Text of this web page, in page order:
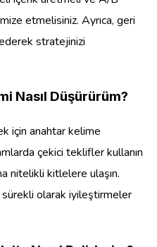
etmelisiniz. Ayrıca, geri
stratejinizi
Nasıl Düşürürüm?
için anahtar kelime
çekici teklifler kullanın
nitelikli kitlelere ulaşın.
sürekli olarak iyileştirmeler